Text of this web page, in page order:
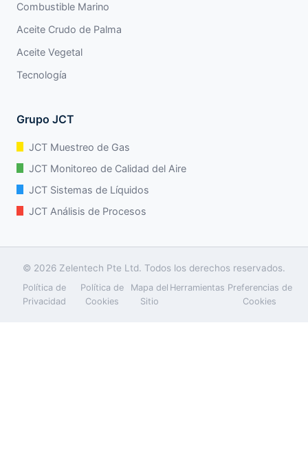
Combustible Marino
Aceite Crudo de Palma
Aceite Vegetal
Tecnología
Grupo JCT
JCT Muestreo de Gas
JCT Monitoreo de Calidad del Aire
JCT Sistemas de Líquidos
JCT Análisis de Procesos
© 2026 Zelentech Pte Ltd. Todos los derechos reservados.
Política de
Privacidad
Política de
Cookies
Mapa del
Sitio
Herramientas Preferencias de
Cookies